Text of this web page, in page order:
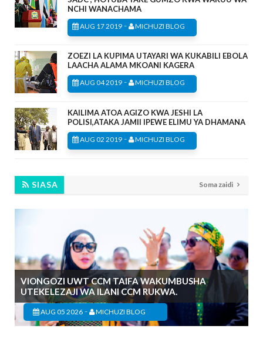
NCHI WANACHAMA
AUG 17 2019 - MICHUZI BLOG
ZOEZI LA KUPIMA UTAYARI WA KUKABILI EBOLA
LAACHA ALAMA MKOANI KAGERA
AUG 04 2019 - MICHUZI BLOG
KAILIMA ATOA AGIZO KWA JESHI LA
POLISI,ATAKA JAMII IPEWE ELIMU YA DHAMANA
AUG 02 2019 - MICHUZI BLOG
SIASA Soma zaidi
VIONGOZI UWT CCM TAIFA WAKUMBUSHA
UTEKELEZAJI WA ILANI CCM RUKWA.
AUG 05 2026 - MICHUZI BLOG